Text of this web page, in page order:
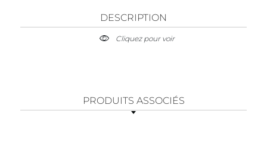
DESCRIPTION
Cliquez pour voir
PRODUITS ASSOCIÉS